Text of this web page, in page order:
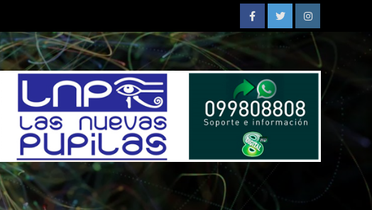
FacebookTwitterInstagram